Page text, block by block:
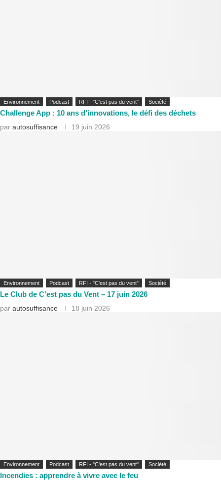
Environnement Podcast RFI - "C'est pas du vent" Société
Challenge App : 10 ans d’innovations, le défi des déchets
par autosuffisance 19 juin 2026
Environnement Podcast RFI - "C'est pas du vent" Société
Le Club de C’est pas du Vent – 17 juin 2026
par autosuffisance 18 juin 2026
Environnement Podcast RFI - "C'est pas du vent" Société
Incendies : apprendre à vivre avec le feu